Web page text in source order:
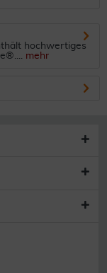
hochwertiges
mehr